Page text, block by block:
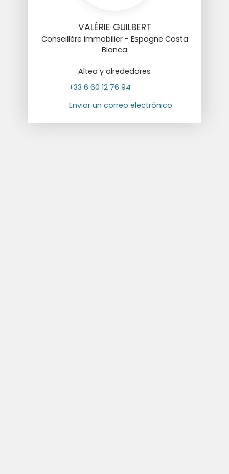
VALÉRIE GUILBERT
Conseillère immobilier - Espagne Costa
Blanca
Altea y alrededores
+33 6 60 12 76 94
Enviar un correo electrónico